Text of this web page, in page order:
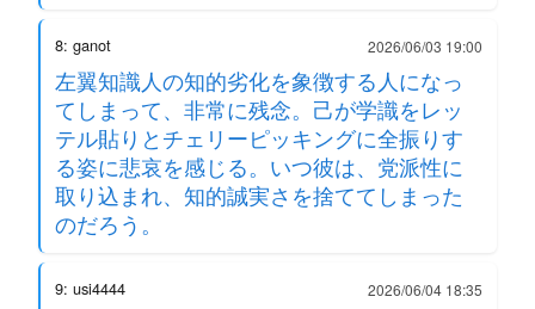
8: ganot 2026/06/03 19:00
左翼知識人の知的劣化を象徴する人になっ
てしまって、非常に残念。己が学識をレッ
テル貼りとチェリーピッキングに全振りす
る姿に悲哀を感じる。いつ彼は、党派性に
取り込まれ、知的誠実さを捨ててしまった
のだろう。
9: usi4444 2026/06/04 18:35